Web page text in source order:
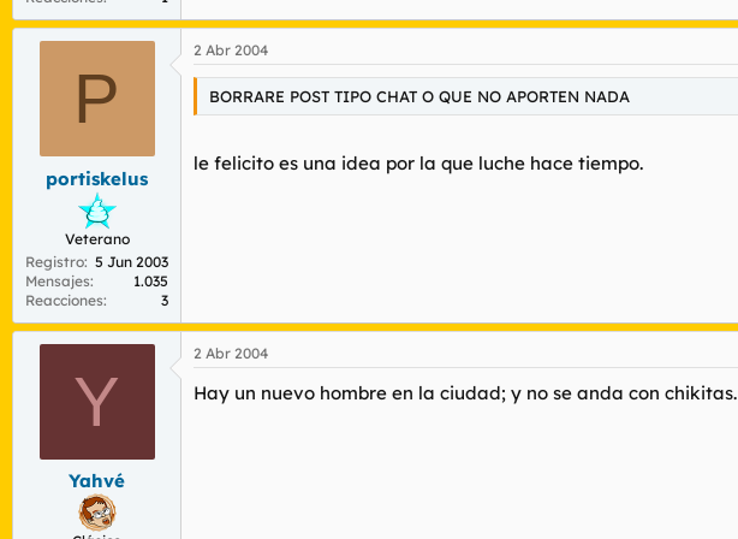
P
portiskelus
Veterano
Registro 5 Jun 2003
Mensajes
1.035
Reacciones
3
2 Abr 2004
BORRARE POST TIPO CHAT O QUE NO APORTEN NADA
le felicito es una idea por la que luche hace tiempo.
Y
Yahvé
2 Abr 2004
Hay un nuevo hombre en la ciudad; y no se anda con chikitas.